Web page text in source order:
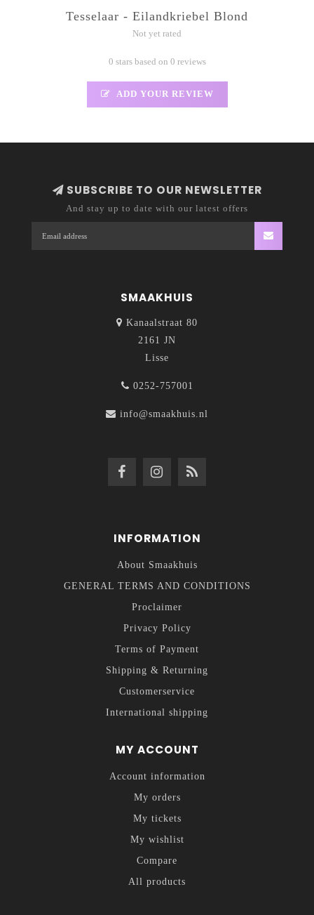
Tesselaar - Eilandkriebel Blond
Not yet rated
0 stars based on 0 reviews
ADD YOUR REVIEW
SUBSCRIBE TO OUR NEWSLETTER
And stay up to date with our latest offers
SMAAKHUIS
Kanaalstraat 80
2161 JN
Lisse
0252-757001
info@smaakhuis.nl
INFORMATION
About Smaakhuis
GENERAL TERMS AND CONDITIONS
Proclaimer
Privacy Policy
Terms of Payment
Shipping & Returning
Customerservice
International shipping
MY ACCOUNT
Account information
My orders
My tickets
My wishlist
Compare
All products